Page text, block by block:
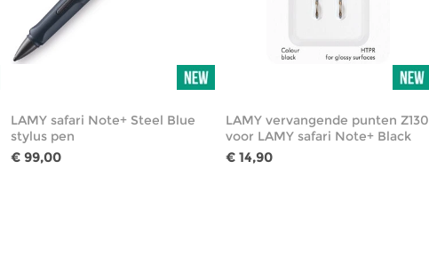
LAMY safari Note+ Steel Blue
stylus pen
€ 99,00
LAMY vervangende punten Z130
voor LAMY safari Note+ Black
€ 14,90